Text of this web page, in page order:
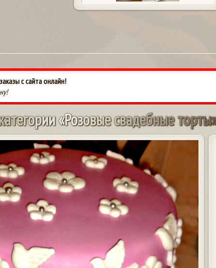
с сайта онлайн!
атегории«Розовыесвадебныеторты